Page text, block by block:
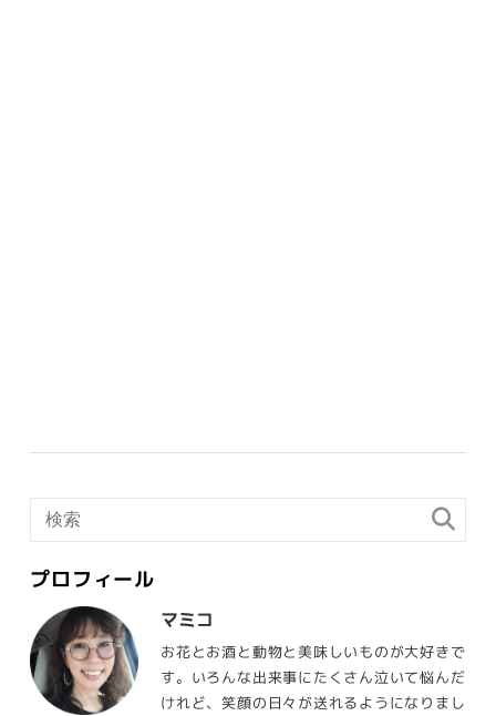
プロフィール
マミコ
お花とお酒と動物と美味しいものが大好きで
す。いろんな出来事にたくさん泣いて悩んだ
けれど、笑顔の日々が送れるようになりまし